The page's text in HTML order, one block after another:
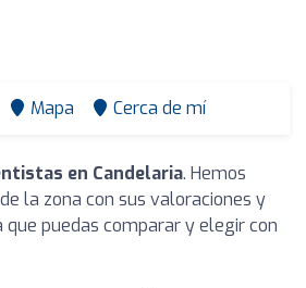
Mapa Cerca de mí
en Candelaria. Hemos
la zona con sus valoraciones y
que puedas comparar y elegir con